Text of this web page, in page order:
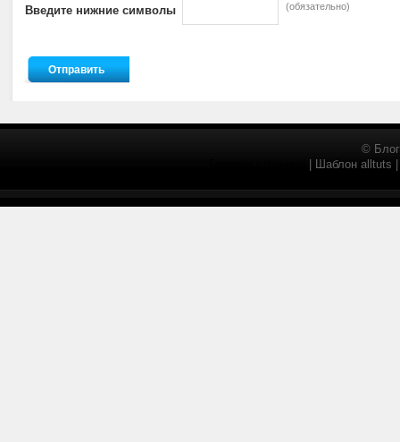
Введите нижние символы (обязательно)
©
| Шаблон alltuts